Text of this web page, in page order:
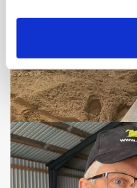
BUSINESS
Fra mark til mur: